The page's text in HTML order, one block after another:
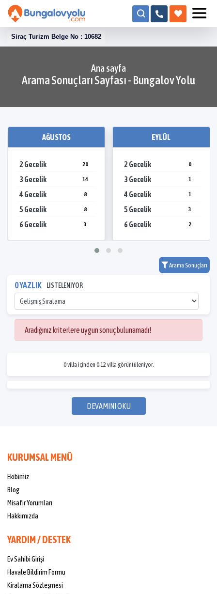
Siraç Turizm Belge No : 10682
Ana sayfa
Arama Sonuçları Sayfası - Bungalov Yolu
AĞUSTOS
2 Gecelik 20
3 Gecelik 14
4 Gecelik 8
5 Gecelik 8
6 Gecelik 3
EYLÜL
2 Gecelik 0
3 Gecelik 1
4 Gecelik 1
5 Gecelik 3
6 Gecelik 2
Arama Sonuçları
0 YAZLIK LİSTELENİYOR
Aradığınız kriterlere uygun sonuç bulunamadı!
0 villa içinden 0-12 villa görüntüleniyor.
DEVAMINI OKU
KURUMSAL MENÜ
Ekibimiz
Blog
Misafir Yorumları
Hakkımızda
YARDIM / DESTEK
Ev Sahibi Girişi
Havale Bildirim Formu
Kiralama Sözleşmesi